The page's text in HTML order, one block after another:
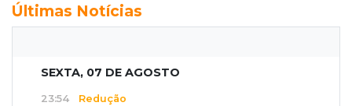
Últimas Notícias
SEXTA, 07 DE AGOSTO
23:54 Redução